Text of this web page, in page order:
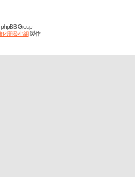
Group
化開發小組製作